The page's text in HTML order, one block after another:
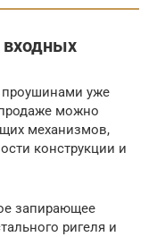
уже
можно
механизмов,
конструкции и
запирающее
ригеля и